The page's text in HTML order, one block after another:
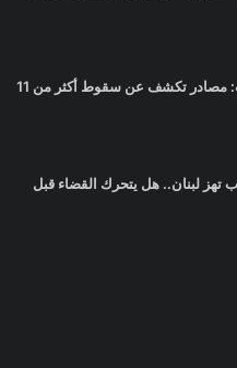
مجزرة في الجنوب: مصادر تكشف عن سقوط أكثر من 11
تهز لبنان.. هل يتحرك القضاء قبل